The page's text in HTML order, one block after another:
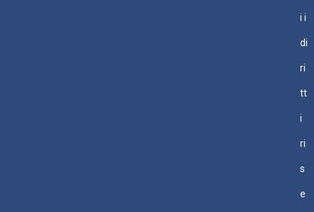
i i
di
ri
tt
i
ri
s
e